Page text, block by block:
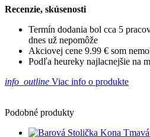
Recenzie, skúsenosti
Termín dodania bol cca 5
dnes už nepomôže
Akciovej cene 9.99 € som
Podľa heureky najlacnejšie na
info_outline Viac info o produkte
Podobné produkty